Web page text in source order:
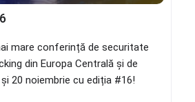
mare conferință de securitate
din Europa Centrală și de
20 noiembrie cu ediția #16!